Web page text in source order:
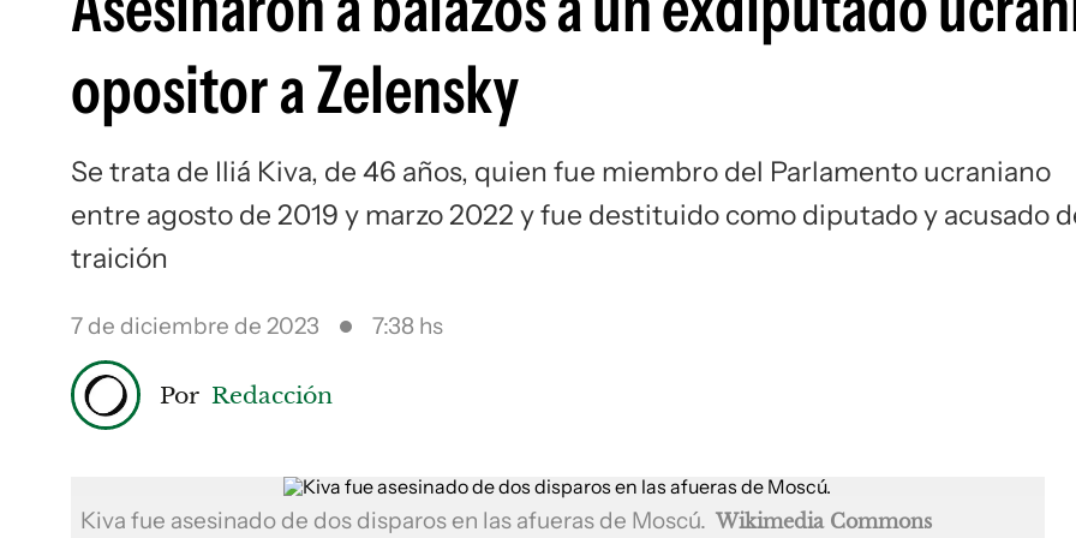
opositor a Zelensky
Se trata de Iliá Kiva, de 46 años, quien fue miembro del Parlamento ucraniano
entre agosto de 2019 y marzo 2022 y fue destituido como diputado y acusado
traición
7 de diciembre de 2023 7:38 hs
Por Redacción
Kiva fue asesinado de dos disparos en las afueras de Moscú. Wikimedia Commons